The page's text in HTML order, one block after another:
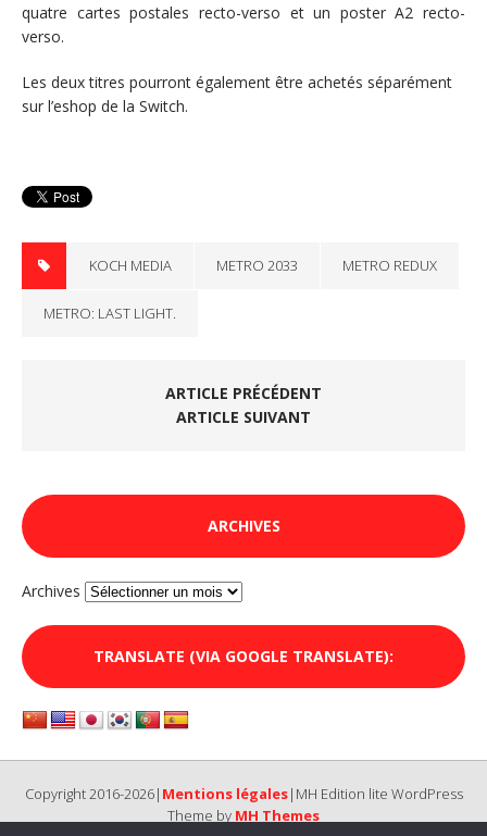
quatre cartes postales recto-verso et un poster A2 recto-
verso.
Les deux titres pourront également être achetés séparément
sur l’eshop de la Switch.
KOCH MEDIA METRO 2033 METRO REDUX
METRO: LAST LIGHT.
ARTICLE PRÉCÉDENT
ARTICLE SUIVANT
ARCHIVES
Archives
TRANSLATE (VIA GOOGLE TRANSLATE):
Copyright 2016-2026| Mentions légales|MH Edition lite WordPress
Theme by MH Themes